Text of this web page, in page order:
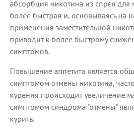
абсорбция никотина из спрея для
более быстрая и, основываясь на
применения заместительной
приводит к более быстрому
симптомов.
Повышение аппетита является
симптомом отмены никотина,
курения происходит увеличение
симптомом синдрома "отмены"
курить.